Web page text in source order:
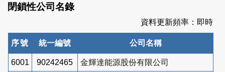
閉鎖性公司名錄
資料更新頻率：即時
序號 統一編號 公司名稱
6001 90242465 金輝達能源股份有限公司